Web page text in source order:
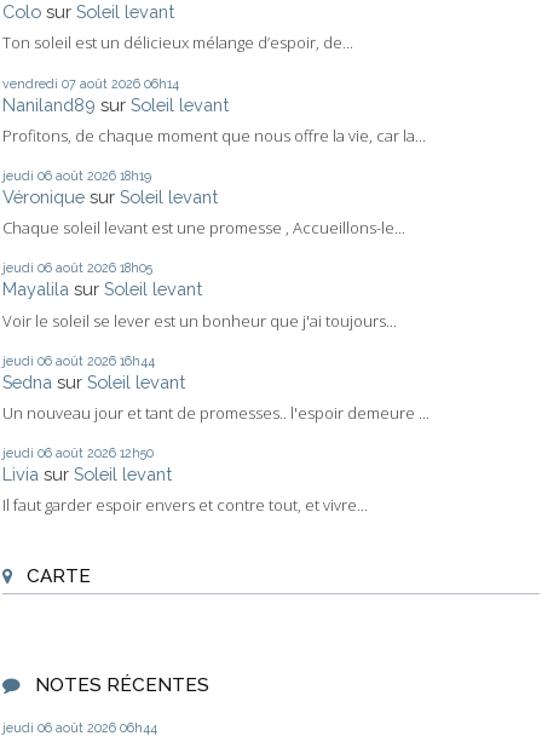
Colo sur Soleil levant
Ton soleil est un délicieux mélange d’espoir, de...
vendredi 07 août 2026 06h14
Naniland89 sur Soleil levant
Profitons, de chaque moment que nous offre la vie, car la...
jeudi 06 août 2026 18h19
Véronique sur Soleil levant
Chaque soleil levant est une promesse , Accueillons-le...
jeudi 06 août 2026 18h05
Mayalila sur Soleil levant
Voir le soleil se lever est un bonheur que j'ai toujours...
jeudi 06 août 2026 16h44
Sedna sur Soleil levant
Un nouveau jour et tant de promesses.. l'espoir demeure ...
jeudi 06 août 2026 12h50
Livia sur Soleil levant
Il faut garder espoir envers et contre tout, et vivre...
CARTE
NOTES RÉCENTES
jeudi 06 août 2026 06h44